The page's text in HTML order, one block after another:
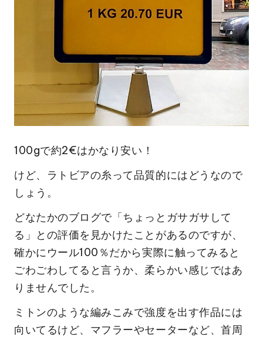
100gで約2€はかなり安い！
けど、ラトビアの糸って品質的にはどうなので
しょう。
どなたかのブログで「ちょっとガサガサして
る」との評価を見かけたことがあるのですが、
確かにウール100％だから実際に触ってみると
ごわごわしてると言うか、柔らかい感じではあ
りませんでした。
ミトンのような編みこみで強度を出す作品には
向いてるけど、マフラーやセーターなど、首周